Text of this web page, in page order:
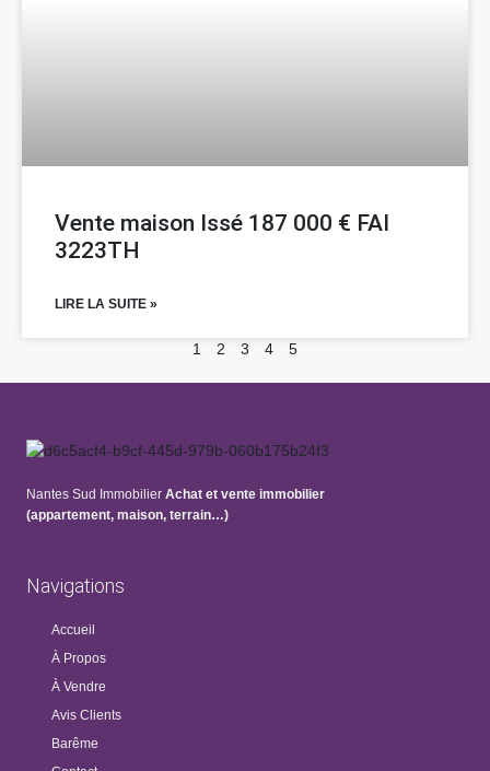
Vente maison Issé 187 000 € FAI
3223TH
LIRE LA SUITE »
1 2 3 4 5
Nantes Sud Immobilier Achat et vente immobilier
(appartement, maison, terrain…)
Navigations
Accueil
À Propos
À Vendre
Avis Clients
Barême